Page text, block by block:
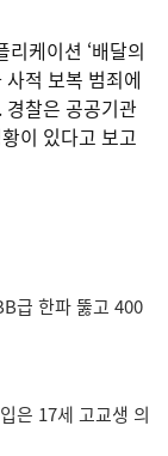
케이션 ‘배달의
적 보복 범죄에
찰은 공공기관
이 있다고 보고
급 한파 뚫고 400
은 17세 고교생 의